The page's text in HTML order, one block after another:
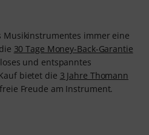
Musikinstrumentes immer eine
30 Tage Money-Back-Garantie
und entspanntes
bietet die 3 Jahre Thomann
Freude am Instrument.